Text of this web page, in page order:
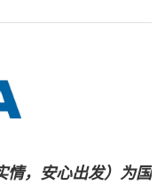
，安心出发）为国